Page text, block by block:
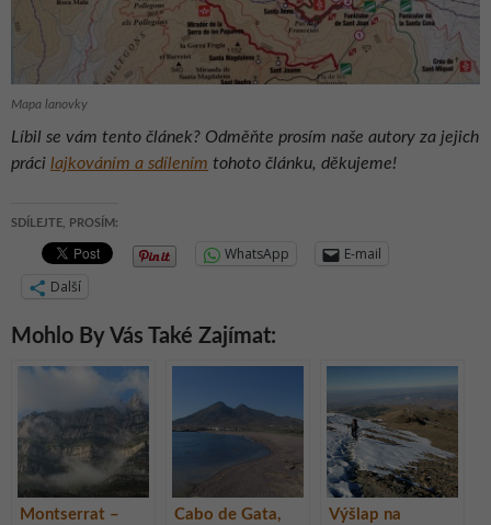
Mapa lanovky
Líbil se vám tento článek? Odměňte prosím naše autory za jejich
práci lajkováním a sdílením tohoto článku, děkujeme!
SDÍLEJTE, PROSÍM:
WhatsApp
E-mail
Další
Mohlo By Vás Také Zajímat:
Montserrat –
Cabo de Gata,
Výšlap na